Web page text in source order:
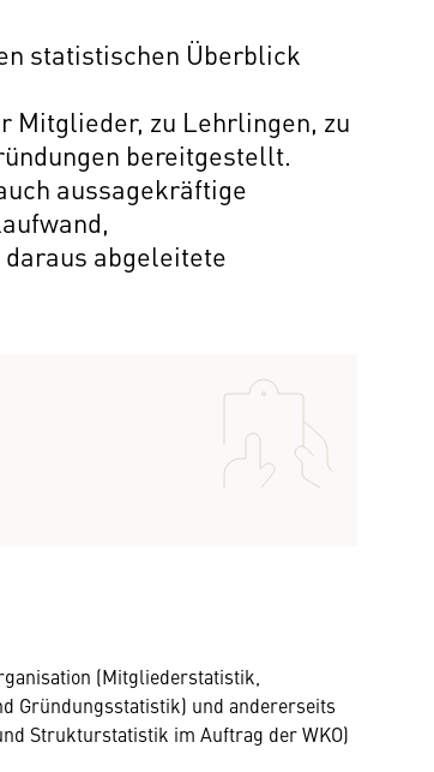
statistischen Überblick
Mitglieder, zu Lehrlingen, zu
bereitgestellt.
aussagekräftige
abgeleitete
(Mitgliederstatistik,
Gründungsstatistik) und andererseits
Strukturstatistik im Auftrag der WKO)